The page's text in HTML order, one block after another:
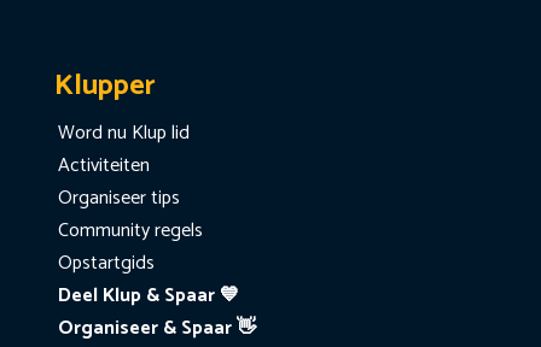
Klupper
Word nu Klup lid
Activiteiten
Organiseer tips
Community regels
Opstartgids
Deel Klup & Spaar 💙
Organiseer & Spaar 👋